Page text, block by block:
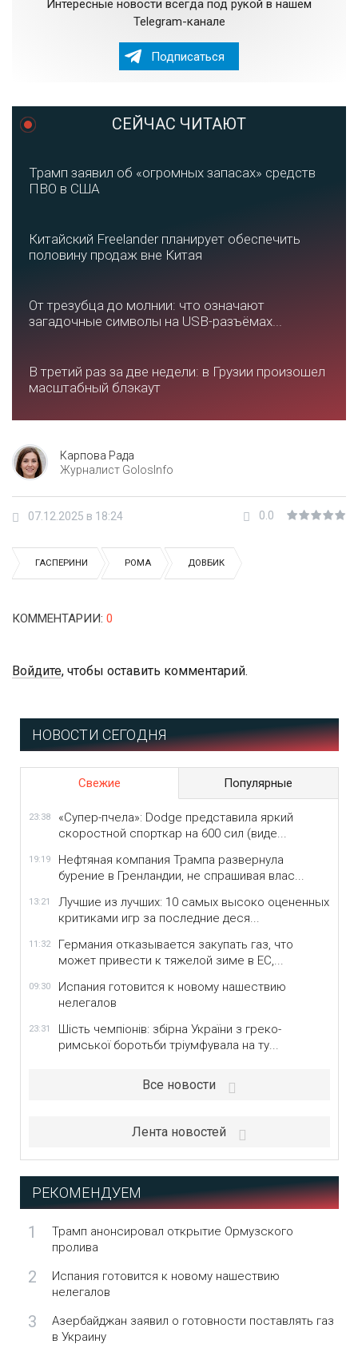
Интересные новости всегда под рукой в нашем
Telegram-канале
Подписаться
СЕЙЧАС ЧИТАЮТ
Трамп заявил об «огромных запасах» средств
ПВО в США
Китайский Freelander планирует обеспечить
половину продаж вне Китая
От трезубца до молнии: что означают
загадочные символы на USB-разъёмах...
В третий раз за две недели: в Грузии произошел
масштабный блэкаут
Карпова Рада
Журналист GolosInfo
07.12.2025 в 18:24 0.0
ГАСПЕРИНИ РОМА ДОВБИК
КОММЕНТАРИИ: 0
Войдите, чтобы оставить комментарий.
НОВОСТИ СЕГОДНЯ
Свежие Популярные
23:38
«Супер-пчела»: Dodge представила яркий
скоростной спорткар на 600 сил (виде...
19:19
Нефтяная компания Трампа развернула
бурение в Гренландии, не спрашивая влас...
13:21
Лучшие из лучших: 10 самых высоко оцененных
критиками игр за последние деся...
11:32
Германия отказывается закупать газ, что
может привести к тяжелой зиме в ЕС,...
09:30
Испания готовится к новому нашествию
нелегалов
23:31
Шість чемпіонів: збірна України з греко-
римської боротьби тріумфувала на ту...
Все новости
Лента новостей
РЕКОМЕНДУЕМ
1
Трамп анонсировал открытие Ормузского
пролива
2
Испания готовится к новому нашествию
нелегалов
3
Азербайджан заявил о готовности поставлять газ
в Украину